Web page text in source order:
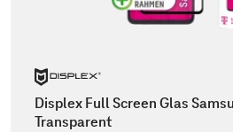
Displex Full Screen Glas
Transparent